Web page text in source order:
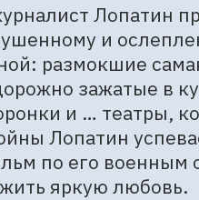
Лопатин
и
размокшие
зажатые в
и … театры,
Лопатин
по его военным
яркую любовь.